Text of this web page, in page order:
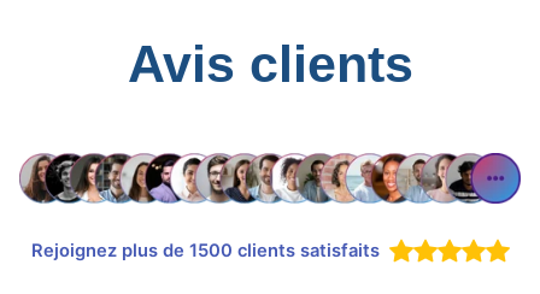
Avis clients
Rejoignez plus de 1500 clients satisfaits